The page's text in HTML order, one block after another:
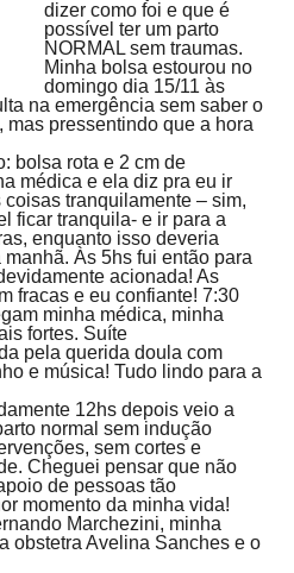
dizer como foi e que é
possível ter um parto
NORMAL sem traumas.
Minha bolsa estourou no
domingo dia 15/11 às
na emergência sem saber o
pressentindo que a hora
bolsa rota e 2 cm de
médica e ela diz pra eu ir
tranquilamente – sim,
ficar tranquila- e ir para a
enquanto isso deveria
Às 5hs fui então para
acionada! As
fracas e eu confiante! 7:30
minha médica, minha
fortes. Suíte
pela querida doula com
e música! Tudo lindo para a
12hs depois veio a
normal sem indução
sem cortes e
Cheguei pensar que não
de pessoas tão
momento da minha vida!
Marchezini, minha
obstetra Avelina Sanches e o